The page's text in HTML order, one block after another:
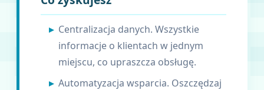
Centralizacja danych. Wszystkie
informacje o klientach w jednym
miejscu, co upraszcza obsługę.
Automatyzacja wsparcia. Oszczędzaj